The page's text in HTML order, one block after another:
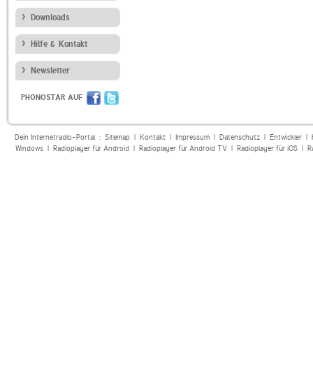
Downloads
Hilfe & Kontakt
Newsletter
PHONOSTAR AUF
Dein Internetradio-Portal : Sitemap| Kontakt| Impressum| Datenschutz| Entwickler|
Windows| Radioplayer für Android| Radioplayer für Android TV| Radioplayer für iOS|